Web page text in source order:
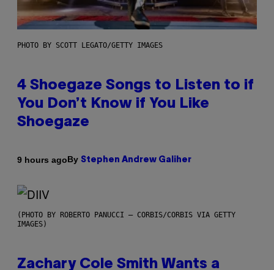
PHOTO BY SCOTT LEGATO/GETTY IMAGES
4 Shoegaze Songs to Listen to if
You Don’t Know if You Like
Shoegaze
9 hours agoBy Stephen Andrew Galiher
(PHOTO BY ROBERTO PANUCCI – CORBIS/CORBIS VIA GETTY
IMAGES)
Zachary Cole Smith Wants a